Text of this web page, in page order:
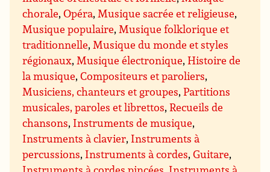
chorale,Opéra,Musique sacrée et religieuse,
Musique populaire,Musique folklorique et
traditionnelle,Musique du monde et styles
régionaux,Musique électronique,Histoire de
la musique,Compositeurs et paroliers,
Musiciens, chanteurs et groupes,Partitions
musicales, paroles et librettos,Recueils de
chansons, Instruments de musique,
Instruments à clavier, Instruments à
percussions, Instruments à cordes,Guitare,